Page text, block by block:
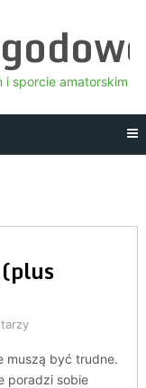
sporcie amatorskim
muszą być trudne.
poradzi sobie